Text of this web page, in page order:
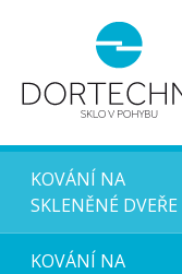
KOVÁNÍ NA
SKLENĚNÉ DVEŘE
KOVÁNÍ NA